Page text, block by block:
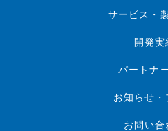
サービス・
開発実
パートナ
お知らせ・
お問い合